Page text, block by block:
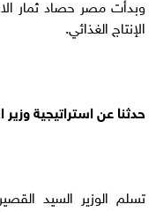
وبدأت مصر حصاد ثمار
الإنتاج الغذائي.
حدثنا عن استراتيجية وزير
تسلم الوزير السيد